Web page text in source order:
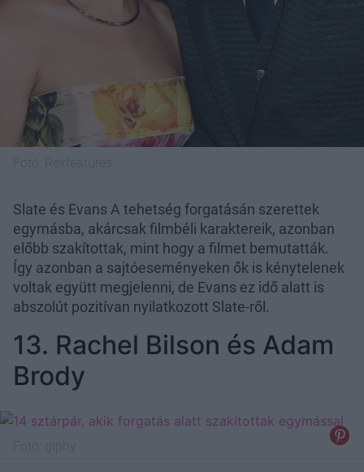
Slate és Evans A tehetség forgatásán szerettek
egymásba, akárcsak filmbéli karaktereik, azonban
előbb szakítottak, mint hogy a filmet bemutatták.
Így azonban a sajtóeseményeken ők is kénytelenek
voltak együtt megjelenni, de Evans ez idő alatt is
abszolút pozitívan nyilatkozott Slate-ről.
13. Rachel Bilson és Adam
Brody